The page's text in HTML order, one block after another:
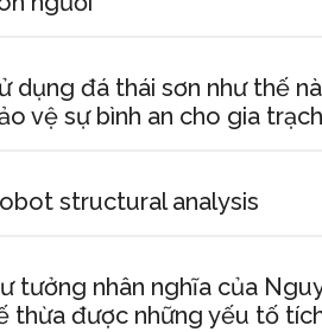
dụng đá thái sơn như thế
vệ sự bình an cho gia trạch
structural analysis
tưởng nhân nghĩa của
thừa được những yếu tố